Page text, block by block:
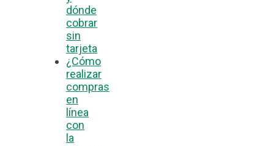
dónde
cobrar
sin
tarjeta
¿Cómo
realizar
compras
en
línea
con
la